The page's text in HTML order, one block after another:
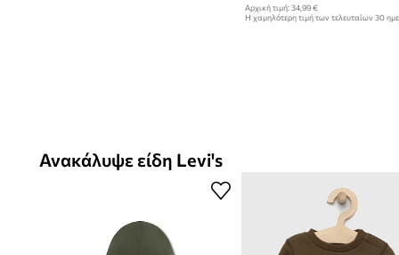
Αρχική τιμή:34,99 €
Η χαμηλότερη τιμή των τελευταίων 30
Ανακάλυψε είδη Levi's